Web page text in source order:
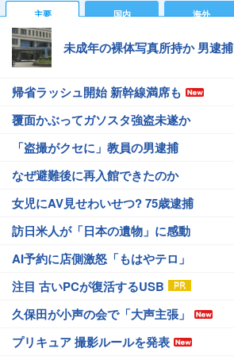
主要 国内 海外
未成年の裸体写真所持か 男逮捕
帰省ラッシュ開始 新幹線満席も
覆面かぶってガソスタ強盗未遂か
「盗撮がクセに」教員の男逮捕
なぜ避難後に再入館できたのか
女児にAV見せわいせつ? 75歳逮捕
訪日米人が「日本の遺物」に感動
AI予約に店側激怒「もはやテロ」
注目 古いPCが復活するUSB
久保田が小声の会で「大声主張」
プリキュア 撮影ルールを発表